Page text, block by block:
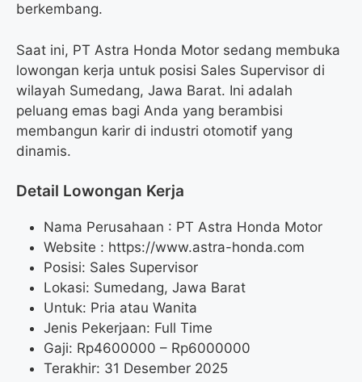
berkembang.
Saat ini, PT Astra Honda Motor sedang membuka
lowongan kerja untuk posisi Sales Supervisor di
wilayah Sumedang, Jawa Barat. Ini adalah
peluang emas bagi Anda yang berambisi
membangun karir di industri otomotif yang
dinamis.
Detail Lowongan Kerja
Nama Perusahaan : PT Astra Honda Motor
Website : https://www.astra-honda.com
Posisi: Sales Supervisor
Lokasi: Sumedang, Jawa Barat
Untuk: Pria atau Wanita
Jenis Pekerjaan: Full Time
Gaji: Rp4600000 – Rp6000000
Terakhir: 31 Desember 2025